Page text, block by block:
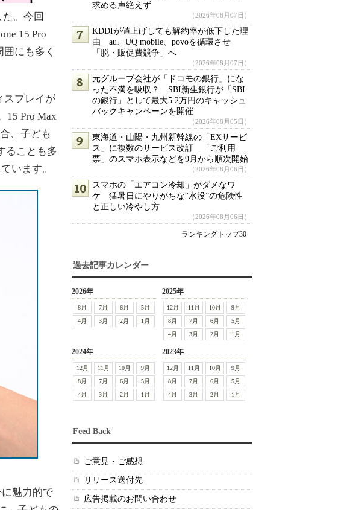
。今回
15 Pro
にも多く
スプレイが
15 Pro Max
、子ども
ることも多
います。
魅力的で
求める声絶えず
（2026年08月07日）
KDDIが値上げしても解約率が低下した理
由 au、UQ mobile、povoを循環させ
「脱・販促費競争」へ
（2026年08月07日）
元グループ会社が「ドコモの銀行」にな
った不満を吸収？ SBI新生銀行が「SBI
の銀行」として最大5.2万円のキャッシュ
バックキャンペーンを開催
（2026年08月05日）
東海道・山陽・九州新幹線の「EXサービ
ス」に複数のサービス改訂 「ご利用
票」のスマホ表示などを9月から順次開始
（2026年08月06日）
スマホの「エアコン冷却」がダメなワ
ケ 猛暑日にやりがちな“水没”の危険性
と正しい冷やし方
（2026年08月06日）
ランキングトップ30
過去記事カレンダー
2026年
8月 7月 6月
5月
4月
3月 2月 1月
2025年
12月 11月 10月
9月
8月
7月 6月
5月
4月
3月 2月 1月
2024年
12月 11月 10月
9月
8月
7月 6月
5月
4月
3月 2月 1月
2023年
12月 11月 10月
9月
8月
7月 6月
5月
4月
3月 2月 1月
Feed Back
ご意見・ご感想
リリース送付先
広告掲載のお問い合わせ